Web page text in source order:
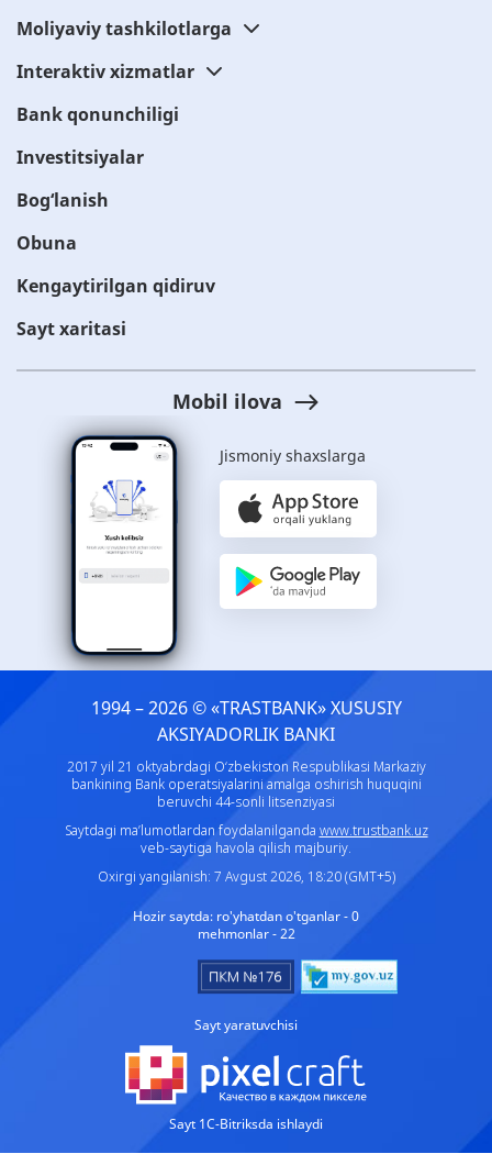
Moliyaviy tashkilotlarga
Interaktiv xizmatlar
Bank qonunchiligi
Investitsiyalar
Bog‘lanish
Obuna
Kengaytirilgan qidiruv
Sayt xaritasi
Mobil ilova
Jismoniy shaxslarga
1994 – 2026 © «TRASTBANK» ХUSUSIY
AKSIYADORLIK BANKI
2017 yil 21 oktyabrdagi O‘zbekiston Respublikasi Markaziy
bankining Bank operatsiyalarini amalga oshirish huquqini
beruvchi 44-sonli litsenziyasi
Saytdagi ma’lumotlardan foydalanilganda www.trustbank.uz
veb-saytiga havola qilish majburiy.
Oxirgi yangilanish: 7 Avgust 2026, 18:20 (GMT+5)
Hozir saytda: ro'yhatdan o'tganlar - 0
mehmonlar - 22
Sayt yaratuvchisi
Sayt 1C-Bitriksda ishlaydi